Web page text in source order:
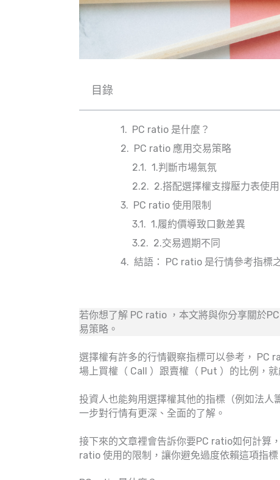
目錄
PC ratio 是什麼？
PC ratio 應用交易策略
1.判斷市場氣氛
2.搭配選擇權支撐壓力表使用
PC ratio 使用限制
1.履約價導致口數差異
2.交易週期不同
結語： PC ratio 是行情參考指標
若你想了解 PC ratio ，本文將與你分享關於
易策略。
選擇權有許多的行情觀察指標可以參考， PC
場上買權（ Call ）跟賣權（ Put ）的比例，
投資人也能夠用選擇權其他的指標（例如法
一步對行情有更深、全面的了解。
接下來的文章裡會告訴你要PC ratio如何計算
ratio 使用的限制，讓你避免過度依賴這項指標